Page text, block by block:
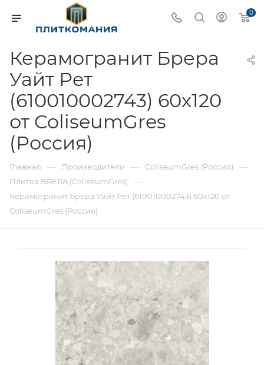
0
Керамогранит Брера
Уайт Рет
(610010002743) 60x120
от ColiseumGres
(Россия)
Главная — Производители — ColiseumGres (Россия) —
Плитка BRERA (ColiseumGres) —
Керамогранит Брера Уайт Рет (610010002743) 60x120 от
ColiseumGres (Россия)